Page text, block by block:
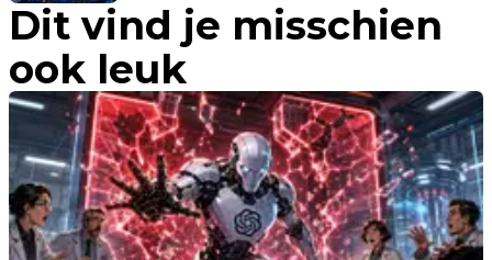
Dit vind je misschien
ook leuk